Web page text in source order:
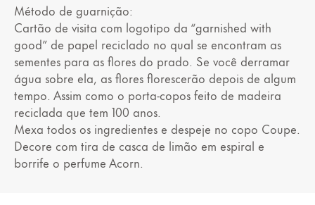
Método de guarnição:
Cartão de visita com logotipo da “garnished with
good” de papel reciclado no qual se encontram as
sementes para as flores do prado. Se você derramar
água sobre ela, as flores florescerão depois de algum
tempo. Assim como o porta-copos feito de madeira
reciclada que tem 100 anos.
Mexa todos os ingredientes e despeje no copo Coupe.
Decore com tira de casca de limão em espiral e
borrife o perfume Acorn.